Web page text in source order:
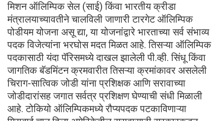
मिशन ऑलिम्पिक सेल (साई) किंवा भारतीय क्रीडा
मंत्रालयाच्यावतीने चालविली जाणारी टारगेट ऑलिम्पिक
पोडीयम योजना असू द्या, या योजनांद्वारे भारताच्या सर्व संभाव्य
पदक विजेत्यांना भरघोस मदत मिळत आहे. तिसऱ्या ऑलिम्पिक
पदकासाठी यंदा पॅरिसमध्ये दाखल झालेली पी.व्ही. सिंधू किंवा
जागतिक बॅडमिंटन क्रमवारीत तिसऱ्या क्रमांकावर असलेली
चिराग-सात्विक जोडी यांना प्रशिक्षक आणि सरावाच्या
जोडीदारांसह जगात सर्वत्र प्रशिक्षण घेण्याची संधी मिळाली
आहे. टोकियो ऑलिम्पिकमध्ये रौप्यपदक पटकाविणाऱ्या